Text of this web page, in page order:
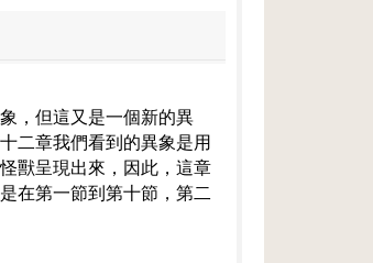
，但這又是一個新的異
二章我們看到的異象是用
獸呈現出來，因此，這章
在第一節到第十節，第二